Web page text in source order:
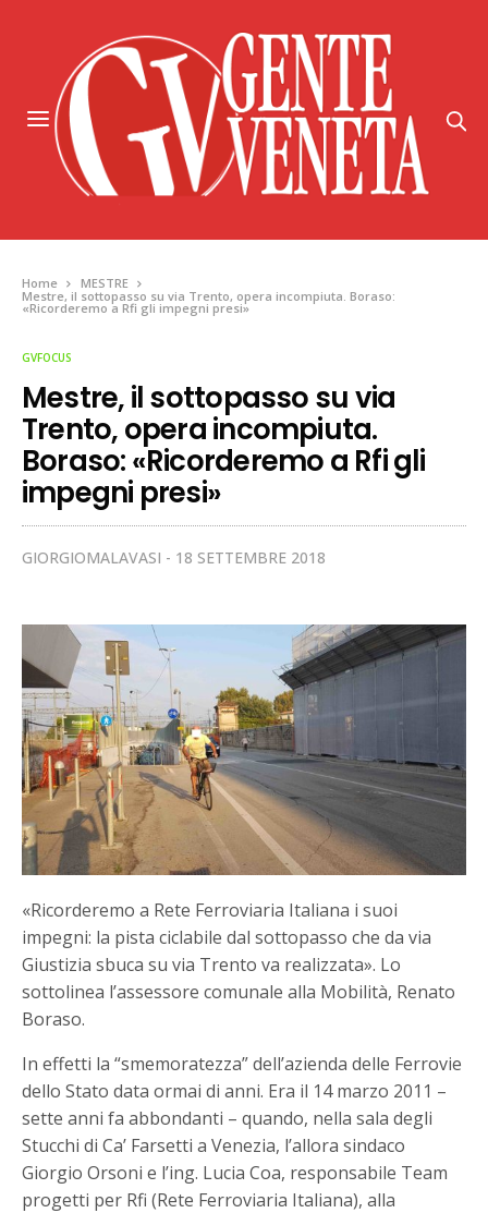
Home
MESTRE
Mestre, il sottopasso su via Trento, opera incompiuta. Boraso:
«Ricorderemo a Rfi gli impegni presi»
GVFOCUS
Mestre, il sottopasso su via
Trento, opera incompiuta.
Boraso: «Ricorderemo a Rfi gli
impegni presi»
GIORGIOMALAVASI 18 SETTEMBRE 2018
«Ricorderemo a Rete Ferroviaria Italiana i suoi
impegni: la pista ciclabile dal sottopasso che da via
Giustizia sbuca su via Trento va realizzata». Lo
sottolinea l’assessore comunale alla Mobilità, Renato
Boraso.
In effetti la “smemoratezza” dell’azienda delle Ferrovie
dello Stato data ormai di anni. Era il 14 marzo 2011 –
sette anni fa abbondanti – quando, nella sala degli
Stucchi di Ca’ Farsetti a Venezia, l’allora sindaco
Giorgio Orsoni e l’ing. Lucia Coa, responsabile Team
progetti per Rfi (Rete Ferroviaria Italiana), alla